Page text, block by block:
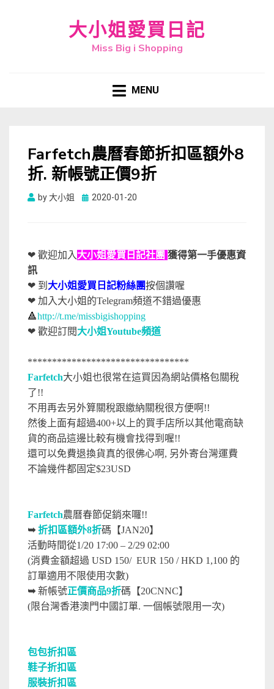
大小姐愛買日記
Miss Big i Shopping
MENU
Farfetch農曆春節折扣區額外8
折. 新帳號正價9折
by大小姐
Posted
2020-01-20
❤ 歡迎加入 大小姐愛買日記社團 獲得第一手優惠資
訊
❤ 到 大小姐愛買日記粉絲團按個讚喔
❤ 加入大小姐的Telegram頻道不錯過優惠
🔺http://t.me/missbigishopping
❤ 歡迎訂閱大小姐Youtube頻道
*********************************
Farfetch大小姐也很常在這買因為網站價格包關稅
了!!
不用再去另外算關稅跟繳納關稅很方便啊!!
然後上面有超過400+以上的買手店所以其他電商缺
貨的商品這邊比較有機會找得到喔!!
還可以免費退換貨真的很佛心啊, 另外寄台灣運費
不論幾件都固定$23USD
Farfetch農曆春節促銷來囉!!
➥折扣區額外8折碼【JAN20】
活動時間從1/20 17:00 – 2/29 02:00
(消費金額超過 USD 150/ EUR 150 / HKD 1,100 的
訂單適用不限使用次數)
➥新帳號正價商品9折碼【20CNNC】
(限台灣香港澳門中國訂單. 一個帳號限用一次)
包包折扣區
鞋子折扣區
服裝折扣區